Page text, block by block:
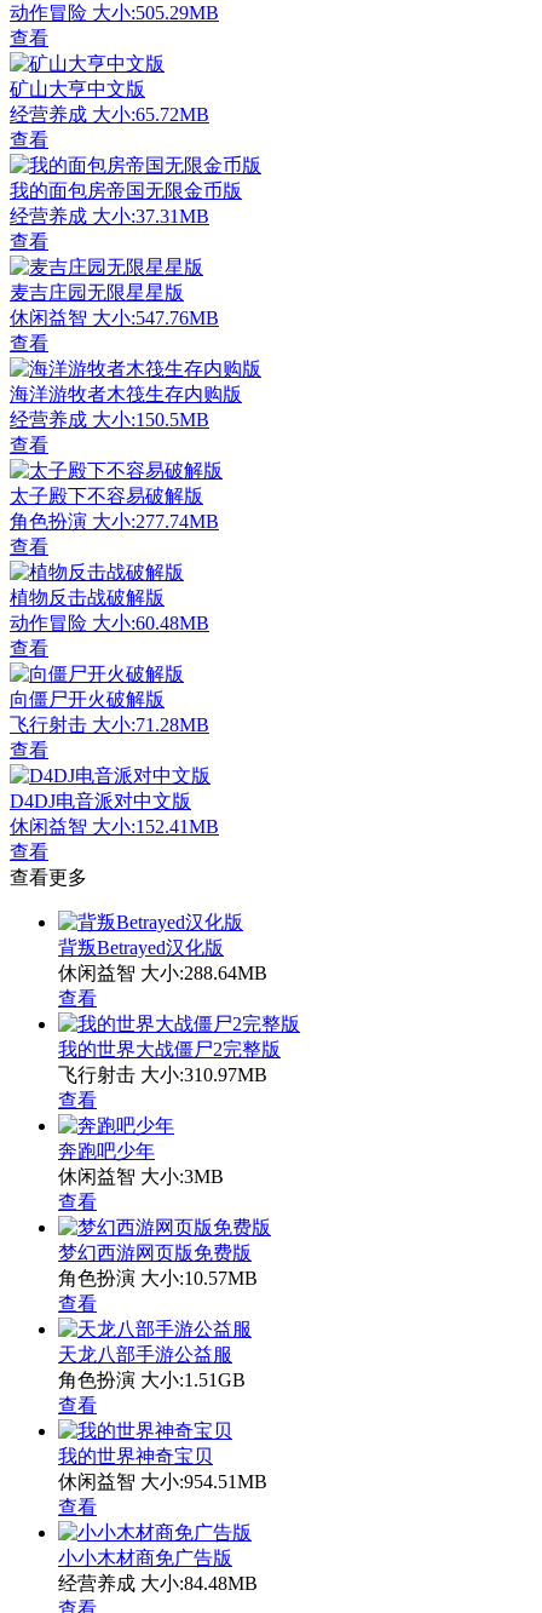
动作冒险 大小:505.29MB
查看
矿山大亨中文版
经营养成 大小:65.72MB
查看
我的面包房帝国无限金币版
经营养成 大小:37.31MB
查看
麦吉庄园无限星星版
休闲益智 大小:547.76MB
查看
海洋游牧者木筏生存内购版
经营养成 大小:150.5MB
查看
太子殿下不容易破解版
角色扮演 大小:277.74MB
查看
植物反击战破解版
动作冒险 大小:60.48MB
查看
向僵尸开火破解版
飞行射击 大小:71.28MB
查看
D4DJ电音派对中文版
休闲益智 大小:152.41MB
查看
查看更多
背叛Betrayed汉化版
休闲益智 大小:288.64MB
查看
我的世界大战僵尸2完整版
飞行射击 大小:310.97MB
查看
奔跑吧少年
休闲益智 大小:3MB
查看
梦幻西游网页版免费版
角色扮演 大小:10.57MB
查看
天龙八部手游公益服
角色扮演 大小:1.51GB
查看
我的世界神奇宝贝
休闲益智 大小:954.51MB
查看
小小木材商免广告版
经营养成 大小:84.48MB